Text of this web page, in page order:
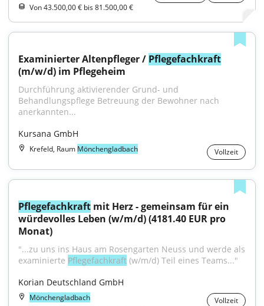
Von 43.500,00 € bis 81.500,00 €
Examinierter Altenpfleger / Pflegefachkraft
(m/w/d) im Pflegeheim
Durchführung aktivierender Grund- und
Behandlungspflege Betreuung der Bewohner nach
anerkannten...
Kursana GmbH
Krefeld, Raum Mönchengladbach Vollzeit
Pflegefachkraft mit Herz - gemeinsam für ein
würdevolles Leben (w/m/d) (4181.40 EUR pro
Monat)
"...zu uns ins Haus am Rosengarten Neuss und werde als
examinierte Pflegefachkraft (w/m/d) Teil eines Teams..."
Korian Deutschland GmbH
Mönchengladbach
Vollzeit